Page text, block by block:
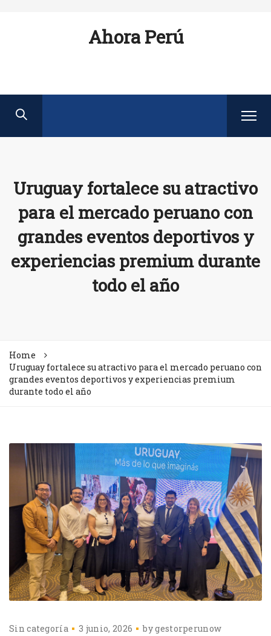
Ahora Perú
Uruguay fortalece su atractivo
para el mercado peruano con
grandes eventos deportivos y
experiencias premium durante
todo el año
Home
Uruguay fortalece su atractivo para el mercado peruano con
grandes eventos deportivos y experiencias premium
durante todo el año
Sin categoría 3 junio, 2026 bygestorperunow